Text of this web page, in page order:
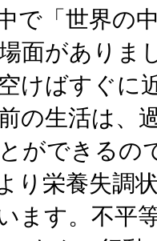
で「世界の
面がありま
けばすぐに
の生活は、
ができるの
り栄養失調
ます。不平